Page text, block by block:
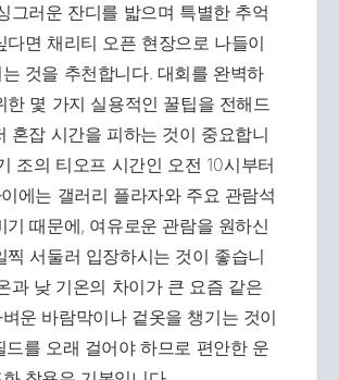
그러운 잔디를 밟으며 특별한 추억
다면 채리티 오픈 현장으로 나들이
것을 추천합니다. 대회를 완벽하
한 몇 가지 실용적인 꿀팁을 전해드
혼잡 시간을 피하는 것이 중요합니
조의 티오프 시간인 오전 10시부터
에는 갤러리 플라자와 주요 관람석
기 때문에, 여유로운 관람을 원하신
찍 서둘러 입장하시는 것이 좋습니
과 낮 기온의 차이가 큰 요즘 같은
운 바람막이나 겉옷을 챙기는 것이
드를 오래 걸어야 하므로 편안한 운